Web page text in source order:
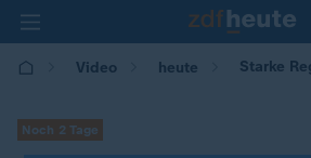
Video heute Starke
Noch 2 Tage